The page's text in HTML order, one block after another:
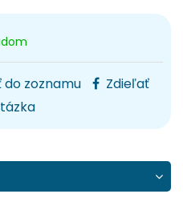
do zoznamu
Zdieľať